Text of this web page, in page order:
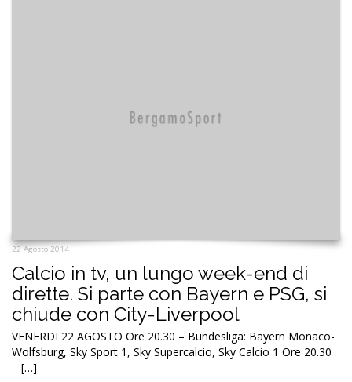
22 Agosto 2014
Calcio in tv, un lungo week-end di
dirette. Si parte con Bayern e PSG, si
chiude con City-Liverpool
VENERDI 22 AGOSTO Ore 20.30 – Bundesliga: Bayern Monaco-
Wolfsburg, Sky Sport 1, Sky Supercalcio, Sky Calcio 1 Ore 20.30
– […]